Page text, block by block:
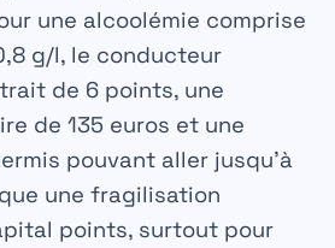
une alcoolémie comprise
g/l, le conducteur
de 6 points, une
de 135 euros et une
pouvant aller jusqu’à
une fragilisation
points, surtout pour